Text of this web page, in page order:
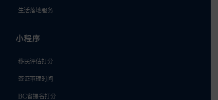
生活落地服务
小程序
移民评估打分
签证审理时间
BC省提名打分